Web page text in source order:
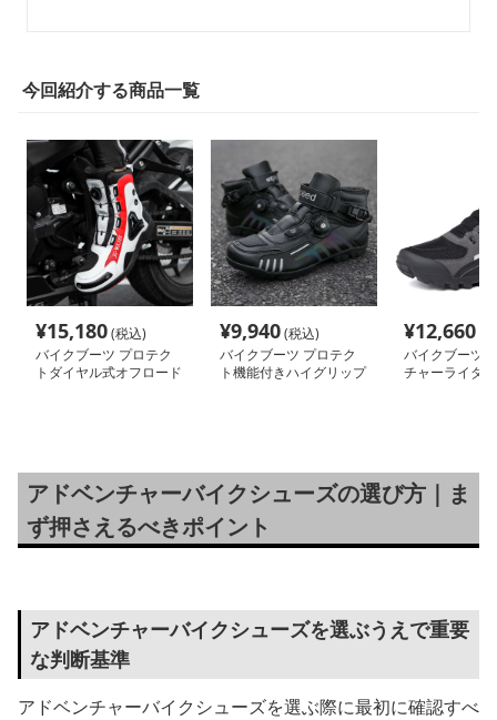
今回紹介する商品一覧
¥15,180(税込)
バイクブーツ プロテク
トダイヤル式オフロード
¥9,940(税込)
バイクブーツ プロテク
ト機能付きハイグリップ
¥12,660
バイクブーツ
チャーライダ
アドベンチャーバイクシューズの選び方｜ま
ず押さえるべきポイント
アドベンチャーバイクシューズを選ぶうえで重要
な判断基準
アドベンチャーバイクシューズを選ぶ際に最初に確認すべ